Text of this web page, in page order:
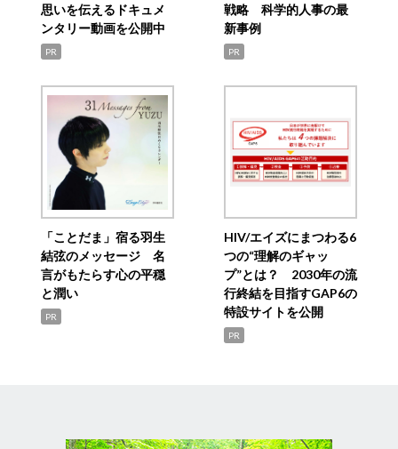
思いを伝えるドキュメ
ンタリー動画を公開中
PR
戦略 科学的人事の最
新事例
PR
「ことだま」宿る羽生
結弦のメッセージ 名
言がもたらす心の平穏
と潤い
PR
HIV/エイズにまつわる6
つの“理解のギャッ
プ”とは？ 2030年の流
行終結を目指すGAP6の
特設サイトを公開
PR